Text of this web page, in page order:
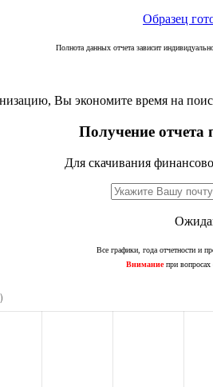
Образец
Полнота данных отчета зависит
Вы экономите время на
Получение отчета
Для скачивания
Все графики, года отчетности и
Внимание при